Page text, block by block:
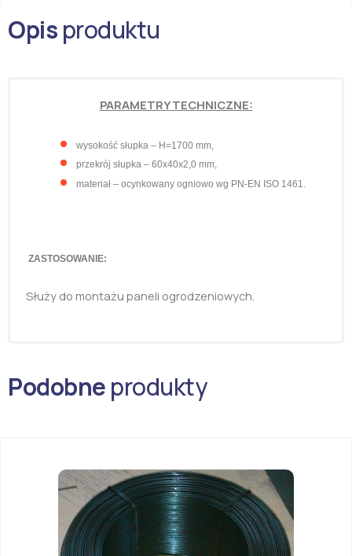
Opisproduktu
PARAMETRY TECHNICZNE:
wysokość słupka – H=1700 mm,
przekrój słupka – 60x40x2,0 mm,
materiał – ocynkowany ogniowo wg PN-EN ISO 1461.
ZASTOSOWANIE:
Służy do montażu paneli ogrodzeniowych.
Podobneprodukty